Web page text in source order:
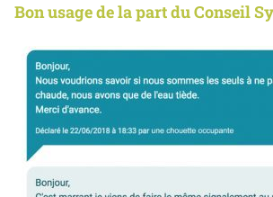
Bon usage de la part du Conseil